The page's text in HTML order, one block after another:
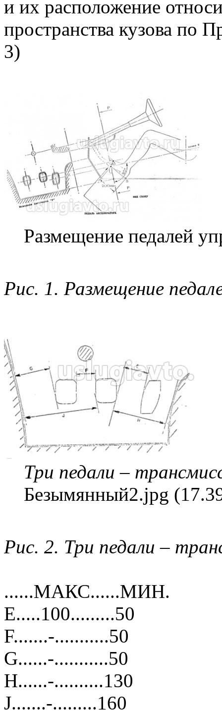
и их расположение
пространства кузова
3)
Размещение педалей
Рис. 1. Размещение
Три педали –
Безымянный2.jpg
Рис. 2. Три педали –
......МАКС......МИН.
E.....100.........50
F.......-...........50
G......-...........50
H......-..........130
J.......-.........160